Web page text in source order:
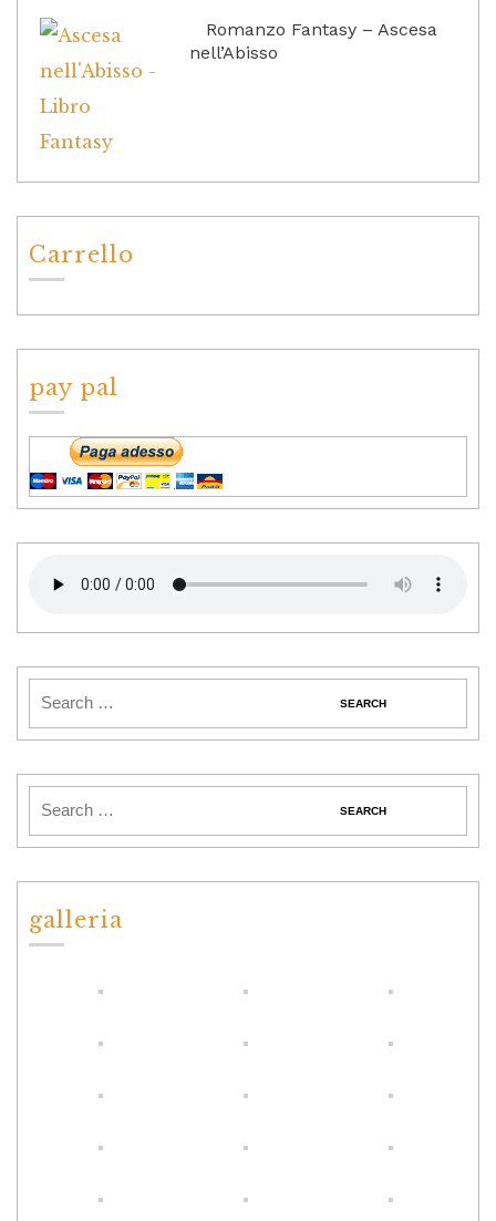
Romanzo Fantasy – Ascesa
nell’Abisso
Carrello
pay pal
galleria